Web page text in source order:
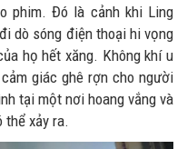
phim. Đó là cảnh khi Ling
dò sóng điện thoại hi vọng
họ hết xăng. Không khí u
giác ghê rợn cho người
tại một nơi hoang vắng và
xảy ra.